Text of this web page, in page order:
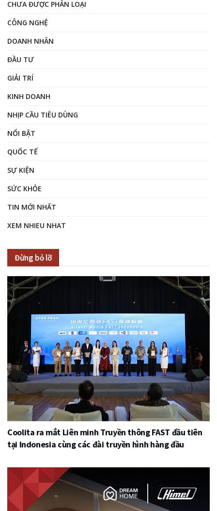
CHƯA ĐƯỢC PHÂN LOẠI
CÔNG NGHỆ
DOANH NHÂN
ĐẦU TƯ
GIẢI TRÍ
KINH DOANH
NHỊP CẦU TIÊU DÙNG
NỔI BẬT
QUỐC TẾ
SỰ KIỆN
SỨC KHỎE
TIN MỚI NHẤT
XEM NHIEU NHAT
Đừng bỏ lỡ
Coolita ra mắt Liên minh Truyền thông FAST đầu tiên
tại Indonesia cùng các đài truyền hình hàng đầu